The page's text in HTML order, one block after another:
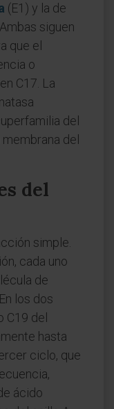
(E1) y la de
siguen
que el
o
C17. La
del
del
del
simple.
cada uno
de
los dos
C19 del
hasta
ciclo, que
ácido